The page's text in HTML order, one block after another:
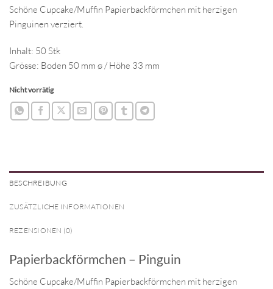
Schöne Cupcake/Muffin Papierbackförmchen mit herzigen
Pinguinen verziert.
Inhalt: 50 Stk
Grösse: Boden 50 mm ø / Höhe 33 mm
Nicht vorrätig
BESCHREIBUNG
ZUSÄTZLICHE INFORMATIONEN
REZENSIONEN (0)
Papierbackförmchen – Pinguin
Schöne Cupcake/Muffin Papierbackförmchen mit herzigen